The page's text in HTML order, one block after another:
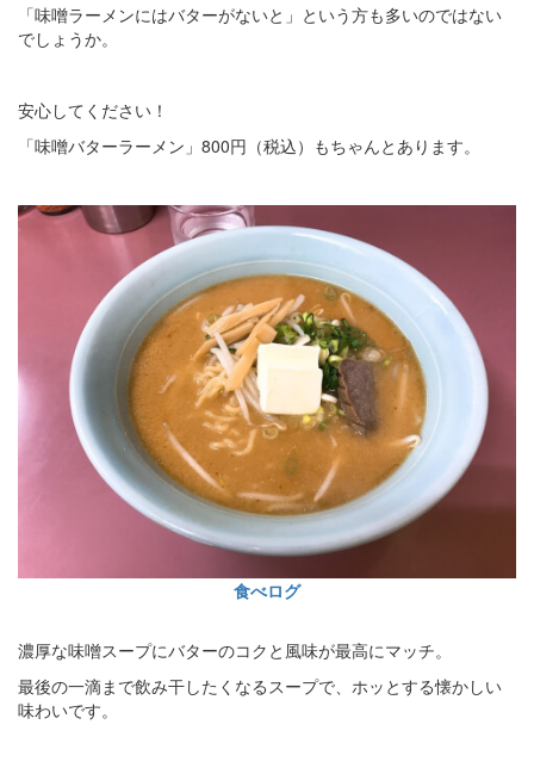
「味噌ラーメンにはバターがないと」という方も多いのではない
でしょうか。
安心してください！
「味噌バターラーメン」800円（税込）もちゃんとあります。
食べログ
濃厚な味噌スープにバターのコクと風味が最高にマッチ。
最後の一滴まで飲み干したくなるスープで、ホッとする懐かしい
味わいです。